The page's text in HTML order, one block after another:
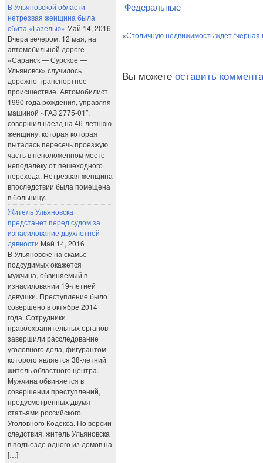
В Ульяновской области
нетрезвая женщина была
сбита «Газелью» Май 14, 2016
Вчера вечером, 12 мая, на
автомобильной дороге
«Саранск — Сурское —
Ульяновск» случилось
дорожно-транспортное
происшествие. Автомобилист
1990 года рождения, управляя
машиной «ГАЗ 2775-01″,
совершил наезд на 46-летнюю
женщину, которая которая
пыталась пересечь проезжую
часть в неположенном месте
неподалёку от пешеходного
перехода. Нетрезвая женщина
впоследствии была помещена
в больницу.
Житель Ульяновска
предстанет перед судом за
изнасилование двухлетней
давности Май 14, 2016
В Ульяновске на скамье
подсудимых окажется
мужчина, обвиняемый в
изнасиловании 19-летней
девушки. Преступление было
совершено в октябре 2014
года. Сотрудники
правоохранительных органов
завершили расследование
уголовного дела, фигурантом
которого является 38-летний
житель областного центра.
Мужчина обвиняется в
совершении преступлений,
предусмотренных двумя
статьями российского
Уголовного Кодекса. По версии
следствия, житель Ульяновска
в подъезде одного из домов на
[…]
Федеральные
«Столичную недвижимость ждет “черная
Вы можете оставить